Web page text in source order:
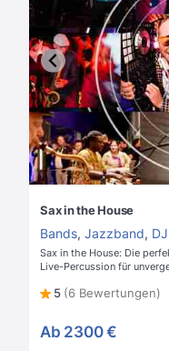
Sax in the House
Bands, Jazzband,
Sax in the House: Die
Live-Percussion für
5 (6 Bewertungen)
Ab 2300 €